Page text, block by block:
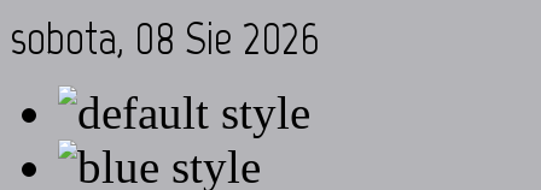
sobota, 08 Sie 2026